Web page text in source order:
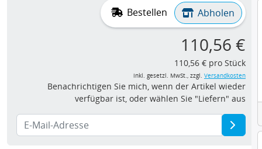
Bestellen Abholen
110,56 €
110,56 € pro Stück
inkl. gesetzl. MwSt., zzgl. Versandkosten
Benachrichtigen Sie mich, wenn der Artikel wieder
verfügbar ist, oder wählen Sie "Liefern" aus